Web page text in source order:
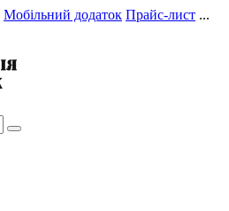
Мобільний додаток Прайс-лист ...